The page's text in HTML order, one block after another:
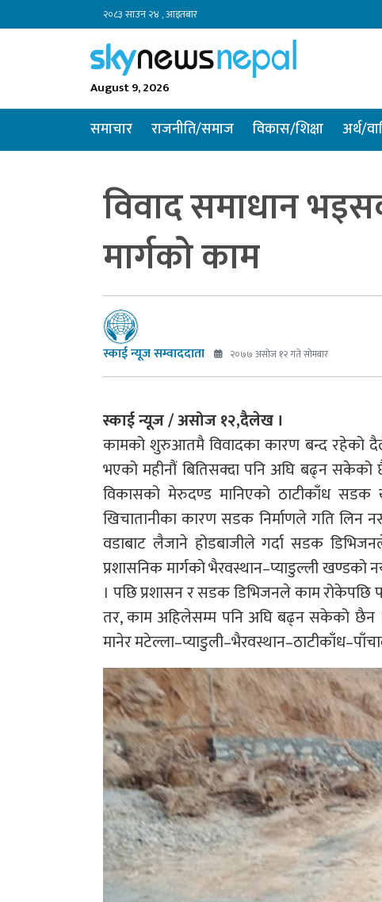
२०८३ साउन २४ , आइतबार
August 9, 2026
समाचार राजनीति/समाज विकास/शिक्षा अर्थ/
विवाद समाधान
मार्गको काम
स्काई न्यूज सम्वाददाता २०७७ असोज १२ गते सोमबार
स्काई न्यूज / असोज १२,दैलेख ।
कामको शुरुआतमै विवादका कारण बन्द रहेको
भएको महीनौं बितिसक्दा पनि अघि बढ्न सकेको
विकासको मेरुदण्ड मानिएको ठाटीकाँध सडक
खिचातानीका कारण सडक निर्माणले गति
वडाबाट लैजाने होडबाजीले गर्दा सडक
प्रशासनिक मार्गको भैरवस्थान–प्याडुल्ली
। पछि प्रशासन र सडक डिभिजनले काम
तर, काम अहिलेसम्म पनि अघि बढ्न सकेको छैन ।
मानेर